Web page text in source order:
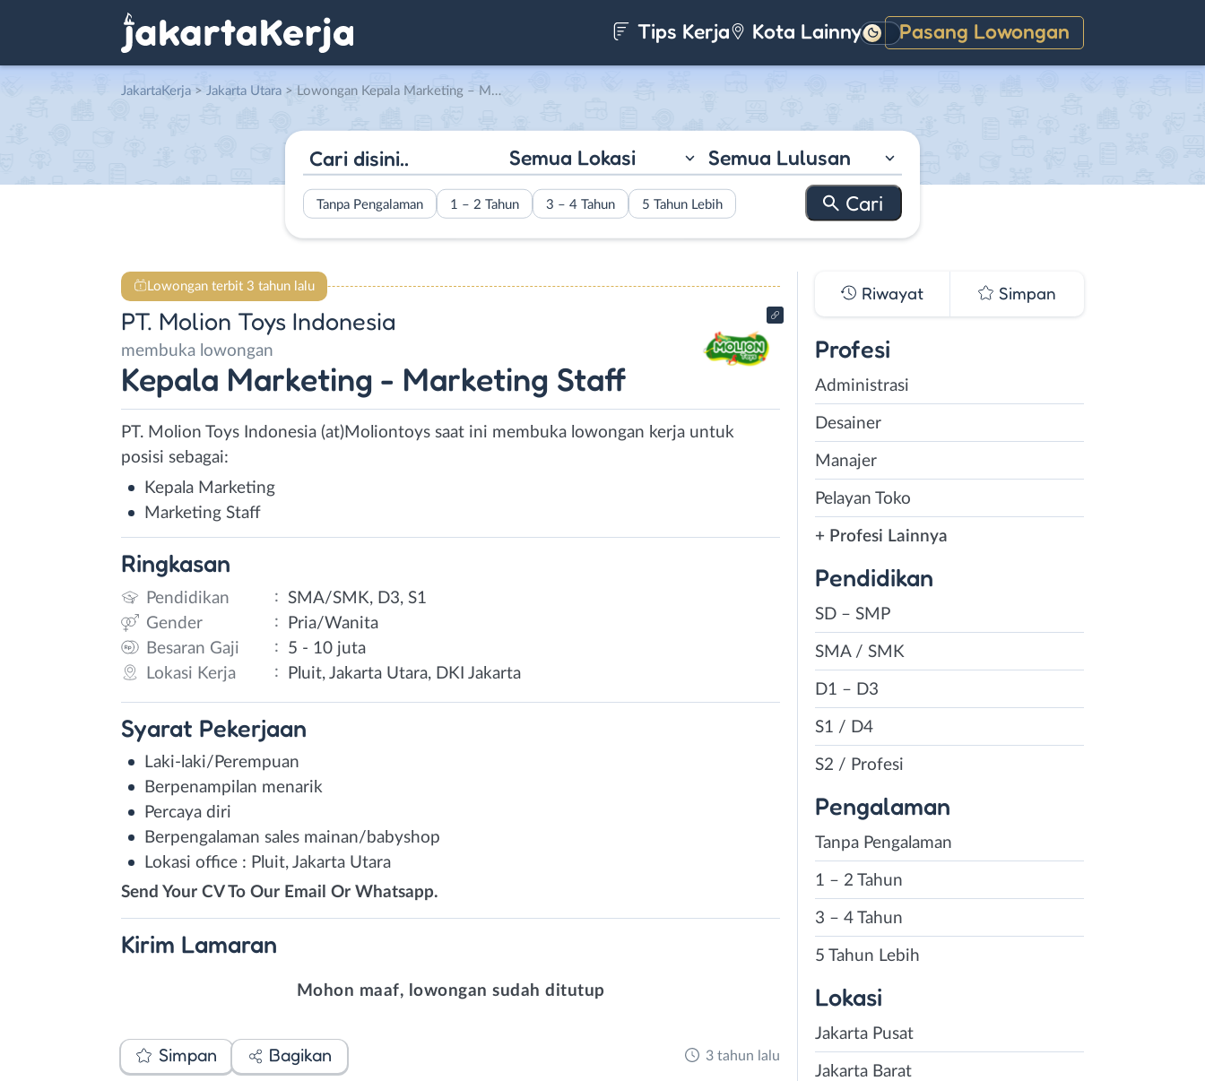
Tips Kerja Kota Lainnya Pasang Lowongan
Gelap
JakartaKerja > Jakarta Utara > Lowongan Kepala Marketing – Marketing Staff di PT. Molion Toys Indonesia
Semua Lokasi Semua Lulusan
Tanpa Pengalaman 1 – 2 Tahun 3 – 4 Tahun 5 Tahun Lebih
Lowongan terbit 3 tahun lalu
PT. Molion Toys Indonesia
membuka lowongan
Kepala Marketing - Marketing Staff
PT. Molion Toys Indonesia (at)Moliontoys saat ini membuka lowongan kerja untuk
posisi sebagai:
Kepala Marketing
Marketing Staff
Ringkasan
Pendidikan : SMA/SMK, D3, S1
Gender
:
Pria/Wanita
Besaran Gaji
:
5 - 10 juta
Lokasi Kerja
: Pluit, Jakarta Utara, DKI Jakarta
Syarat Pekerjaan
Laki-laki/Perempuan
Berpenampilan menarik
Percaya diri
Berpengalaman sales mainan/babyshop
Lokasi office : Pluit, Jakarta Utara
Send Your CV To Our Email Or Whatsapp.
Kirim Lamaran
Mohon maaf, lowongan sudah ditutup
Simpan Bagikan 3 tahun lalu
Riwayat Simpan
Profesi
Administrasi
Desainer
Manajer
Pelayan Toko
+ Profesi Lainnya
Pendidikan
SD – SMP
SMA / SMK
D1 – D3
S1 / D4
S2 / Profesi
Pengalaman
Tanpa Pengalaman
1 – 2 Tahun
3 – 4 Tahun
5 Tahun Lebih
Lokasi
Jakarta Pusat
Jakarta Barat